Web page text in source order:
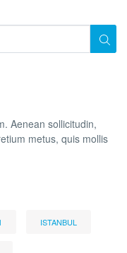
Aenean sollicitudin,
metus, quis mollis
ISTANBUL